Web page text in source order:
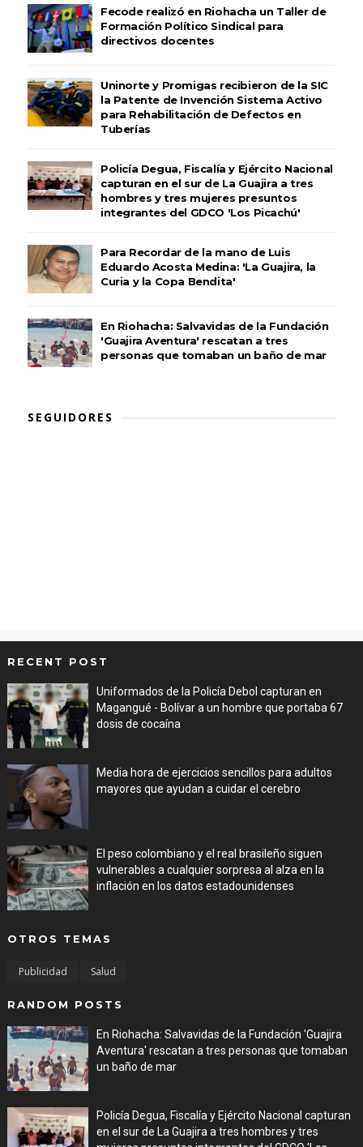
Fecode realizó en Riohacha un Taller de
Formación Político Sindical para
directivos docentes
Uninorte y Promigas recibieron de la SIC
la Patente de Invención Sistema Activo
para Rehabilitación de Defectos en
Tuberías
Policía Degua, Fiscalía y Ejército Nacional
capturan en el sur de La Guajira a tres
hombres y tres mujeres presuntos
integrantes del GDCO 'Los Picachú'
Para Recordar de la mano de Luis
Eduardo Acosta Medina: 'La Guajira, la
Curia y la Copa Bendita'
En Riohacha: Salvavidas de la Fundación
'Guajira Aventura' rescatan a tres
personas que tomaban un baño de mar
SEGUIDORES
RECENT POST
Uniformados de la Policía Debol capturan en
Magangué - Bolívar a un hombre que portaba 67
dosis de cocaína
Media hora de ejercicios sencillos para adultos
mayores que ayudan a cuidar el cerebro
El peso colombiano y el real brasileño siguen
vulnerables a cualquier sorpresa al alza en la
inflación en los datos estadounidenses
OTROS TEMAS
Publicidad Salud
RANDOM POSTS
En Riohacha: Salvavidas de la Fundación 'Guajira
Aventura' rescatan a tres personas que tomaban
un baño de mar
Policía Degua, Fiscalía y Ejército Nacional capturan
en el sur de La Guajira a tres hombres y tres